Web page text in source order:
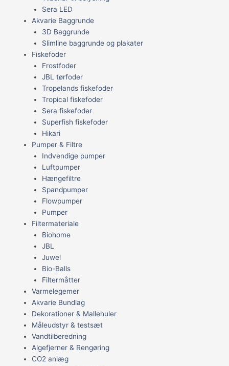
Sera LED
Akvarie Baggrunde
3D Baggrunde
Slimline baggrunde og plakater
Fiskefoder
Frostfoder
JBL tørfoder
Tropelands fiskefoder
Tropical fiskefoder
Sera fiskefoder
Superfish fiskefoder
Hikari
Pumper & Filtre
Indvendige pumper
Luftpumper
Hængefiltre
Spandpumper
Flowpumper
Pumper
Filtermateriale
Biohome
JBL
Juwel
Bio-Balls
Filtermåtter
Varmelegemer
Akvarie Bundlag
Dekorationer & Mallehuler
Måleudstyr & testsæt
Vandtilberedning
Algefjerner & Rengøring
CO2 anlæg